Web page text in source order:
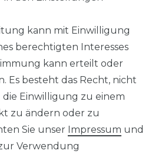
Wiederverkäufer?
uns unter :
avancarte.de/
unter: 0421 - 434430
versenden mit
kann mit Einwilligung
berechtigten Interesses
kann erteilt oder
Es besteht das Recht, nicht
Einwilligung zu einem
zu ändern oder zu
Sie unser Impressum und
Verwendung